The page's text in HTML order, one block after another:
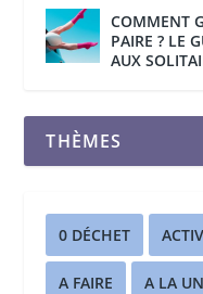
COMMENT
PAIRE ? LE
AUX
THÈMES
0 DÉCHET
A FAIRE A LA